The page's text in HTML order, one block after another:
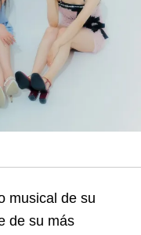
musical de su
de su más